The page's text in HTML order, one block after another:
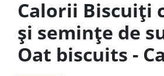
Calorii Biscuiți
și semințe de
Oat biscuits -